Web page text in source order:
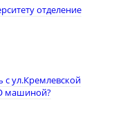
отделение
с ул.Кремлевской
машиной?